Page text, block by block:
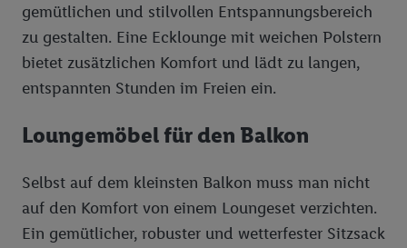
gemütlichen und stilvollen Entspannungsbereich
zu gestalten. Eine Ecklounge mit weichen Polstern
bietet zusätzlichen Komfort und lädt zu langen,
entspannten Stunden im Freien ein.
Loungemöbel für den Balkon
Selbst auf dem kleinsten Balkon muss man nicht
auf den Komfort von einem Loungeset verzichten.
Ein gemütlicher, robuster und wetterfester Sitzsack